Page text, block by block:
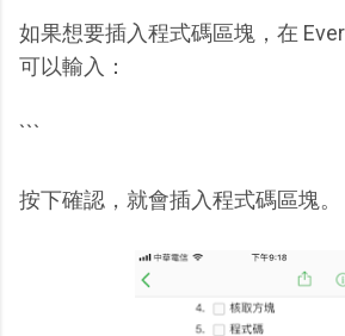
如果想要插入程式碼區塊，在
可以輸入：
```
按下確認，就會插入程式碼區塊。